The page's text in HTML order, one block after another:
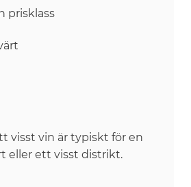
prisklass
visst vin är typiskt för en
eller ett visst distrikt.